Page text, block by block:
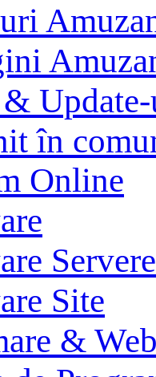
în
Online
Servere
Site
&